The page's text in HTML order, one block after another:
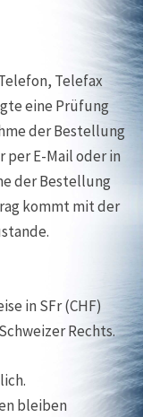
Telefax
eine Prüfung
der Bestellung
per E-Mail oder in
der Bestellung
kommt mit der
in SFr (CHF)
Rechts.
bleiben